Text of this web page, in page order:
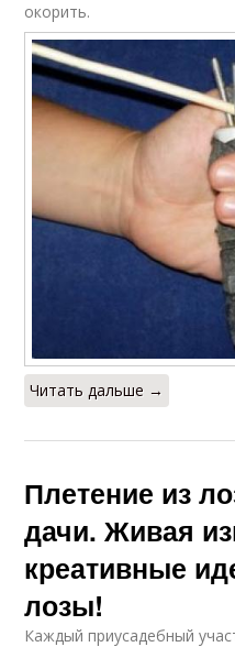
плетению
Пошаговое плетение
окорить.
Читать дальше →
Плетение из
дачи. Живая
креативные
лозы!
Каждый приусадебный